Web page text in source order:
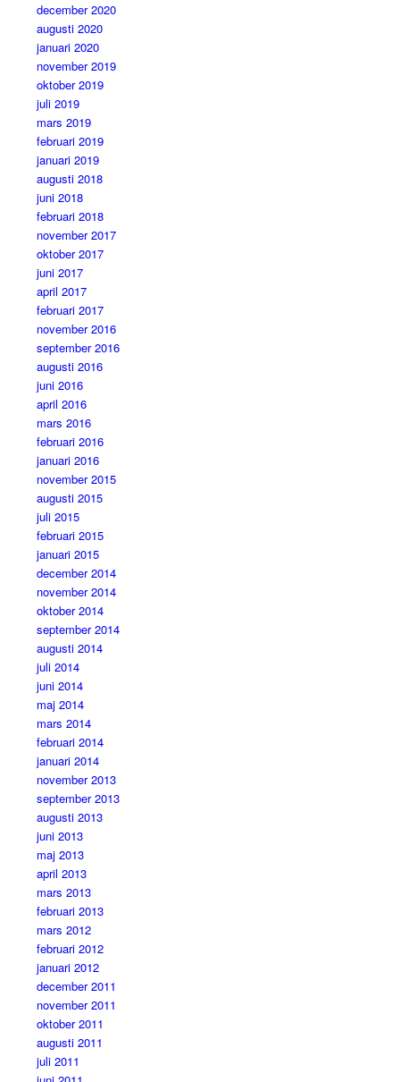
december 2020
augusti 2020
januari 2020
november 2019
oktober 2019
juli 2019
mars 2019
februari 2019
januari 2019
augusti 2018
juni 2018
februari 2018
november 2017
oktober 2017
juni 2017
april 2017
februari 2017
november 2016
september 2016
augusti 2016
juni 2016
april 2016
mars 2016
februari 2016
januari 2016
november 2015
augusti 2015
juli 2015
februari 2015
januari 2015
december 2014
november 2014
oktober 2014
september 2014
augusti 2014
juli 2014
juni 2014
maj 2014
mars 2014
februari 2014
januari 2014
november 2013
september 2013
augusti 2013
juni 2013
maj 2013
april 2013
mars 2013
februari 2013
mars 2012
februari 2012
januari 2012
december 2011
november 2011
oktober 2011
augusti 2011
juli 2011